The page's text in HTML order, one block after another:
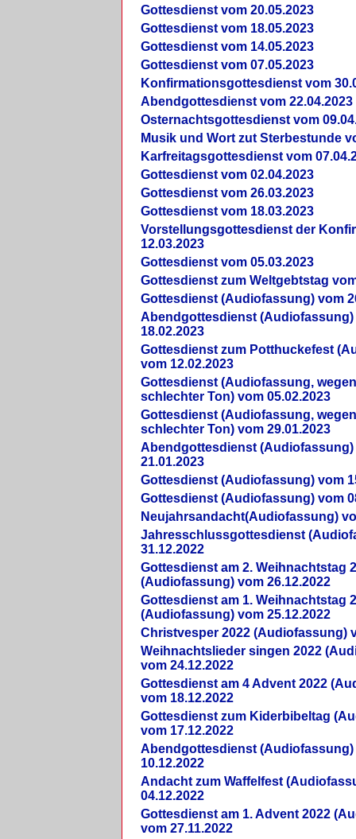
Gottesdienst vom 20.05.2023
Gottesdienst vom 18.05.2023
Gottesdienst vom 14.05.2023
Gottesdienst vom 07.05.2023
Konfirmationsgottesdienst vom
Abendgottesdienst vom 22.04.2023
Osternachtsgottesdienst vom
Musik und Wort zut Sterbestunde
Karfreitagsgottesdienst vom
Gottesdienst vom 02.04.2023
Gottesdienst vom 26.03.2023
Gottesdienst vom 18.03.2023
Vorstellungsgottesdienst der
12.03.2023
Gottesdienst vom 05.03.2023
Gottesdienst zum Weltgebtstag
Gottesdienst (Audiofassung) vom
Abendgottesdienst (Audiofassung)
18.02.2023
Gottesdienst zum Potthuckefest
vom 12.02.2023
Gottesdienst (Audiofassung,
schlechter Ton) vom 05.02.2023
Gottesdienst (Audiofassung,
schlechter Ton) vom 29.01.2023
Abendgottesdienst (Audiofassung)
21.01.2023
Gottesdienst (Audiofassung) vom
Gottesdienst (Audiofassung) vom
Neujahrsandacht(Audiofassung)
Jahresschlussgottesdienst
31.12.2022
Gottesdienst am 2. Weihnachtstag
(Audiofassung) vom 26.12.2022
Gottesdienst am 1. Weihnachtstag
(Audiofassung) vom 25.12.2022
Christvesper 2022 (Audiofassung)
Weihnachtslieder singen 2022
vom 24.12.2022
Gottesdienst am 4 Advent 2022
vom 18.12.2022
Gottesdienst zum Kiderbibeltag
vom 17.12.2022
Abendgottesdienst (Audiofassung)
10.12.2022
Andacht zum Waffelfest
04.12.2022
Gottesdienst am 1. Advent 2022
vom 27.11.2022